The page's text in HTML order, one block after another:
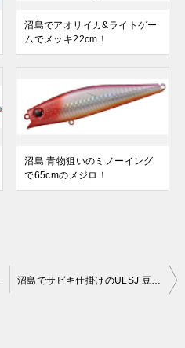
沼島でアオリイカ&ライトゲー
ムでメッキ22cm！
沼島 青物狙いのミノーイング
で65cmのメジロ！
沼島でサビキ仕掛けのULSJ 豆アジ多数&良型アジ！